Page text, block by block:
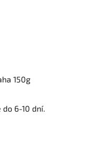
150g
6-10 dní.